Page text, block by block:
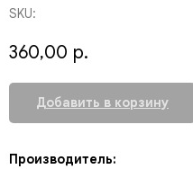
SKU:
360,00 р.
Добавить в корзину
Производитель: